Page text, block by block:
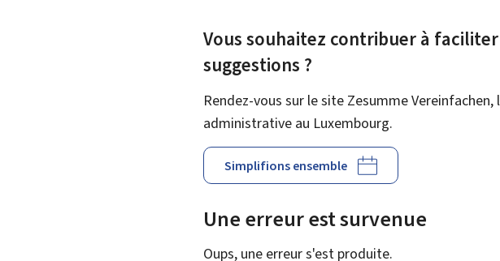
Vous souhaitez contribuer à
suggestions ?
Rendez-vous sur le site Zesumme
administrative au Luxembourg.
Simplifions ensemble
Une erreur est survenue
Oups, une erreur s'est produite.